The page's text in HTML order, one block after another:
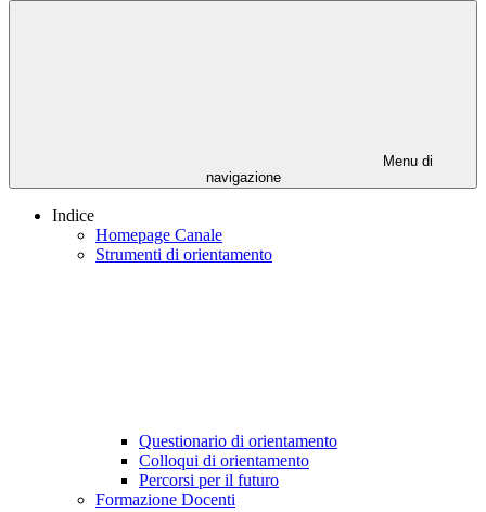
Menu di
navigazione
Indice
Homepage Canale
Strumenti di orientamento
Questionario di orientamento
Colloqui di orientamento
Percorsi per il futuro
Formazione Docenti